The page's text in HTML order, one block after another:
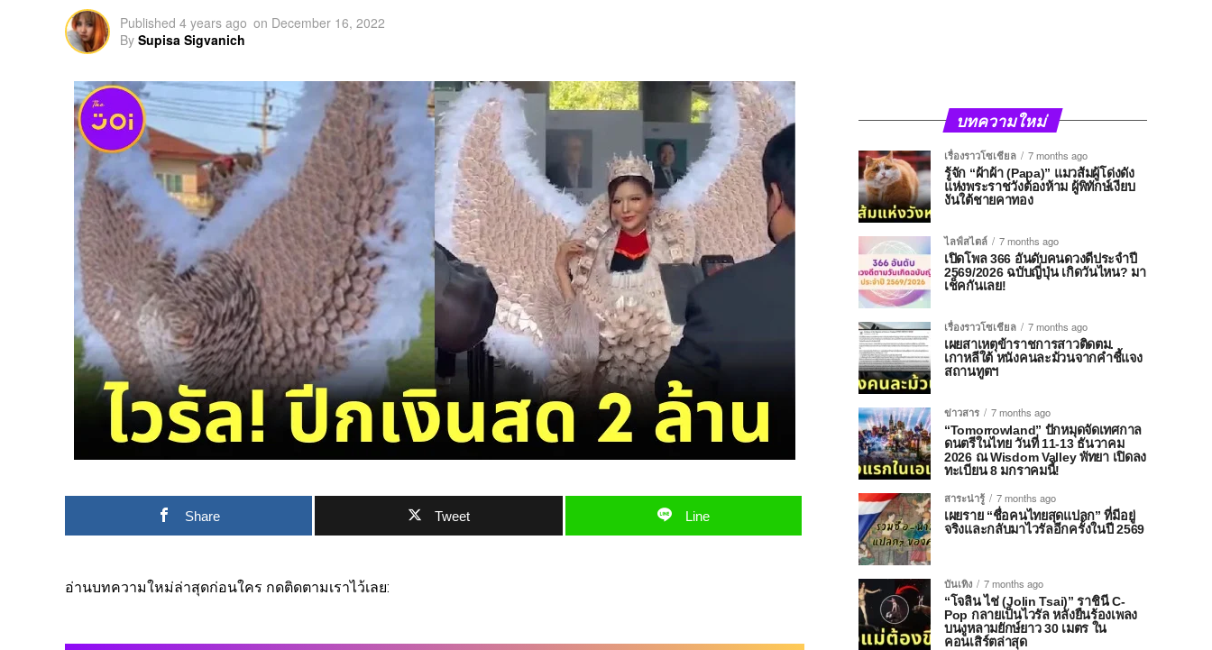
Published 4 years ago on December 16, 2022
By Supisa Sigvanich
Share Tweet Line
อ่านบทความใหม่ล่าสุดก่อนใคร กดติดตามเราไว้เลย:
บทความใหม่
เรื่องราวโซเชียล
7 months ago
รู้จัก “ผ้าผ้า (Papa)” แมวส้มผู้โด่งดัง
แห่งพระราชวังต้องห้าม ผู้พิทักษ์เงียบ
งันใต้ชายคาทอง
ไลฟ์สไตล์
7 months ago
เปิดโพล 366 อันดับคนดวงดีประจำปี
2569/2026 ฉบับญี่ปุ่น เกิดวันไหน? มา
เช็คกันเลย!
เรื่องราวโซเชียล
7 months ago
เผยสาเหตุข้าราชการสาวติดตม.
เกาหลีใต้ หนังคนละม้วนจากคำชี้แจง
สถานทูตฯ
ข่าวสาร
7 months ago
“Tomorrowland” ปักหมุดจัดเทศกาล
ดนตรีในไทย วันที่ 11-13 ธันวาคม
2026 ณ Wisdom Valley พัทยา เปิดลง
ทะเบียน 8 มกราคมนี้!
สาระน่ารู้
7 months ago
เผยราย “ชื่อคนไทยสุดแปลก” ที่มีอยู่
จริงและกลับมาไวรัลอีกครั้งในปี 2569
บันเทิง
7 months ago
“โจลิน ไช่ (Jolin Tsai)” ราชินี C-
Pop กลายเป็นไวรัล หลังยืนร้องเพลง
บนงูหลามยักษ์ยาว 30 เมตร ใน
คอนเสิร์ตล่าสุด